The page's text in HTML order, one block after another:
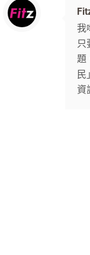
我
只
題
資